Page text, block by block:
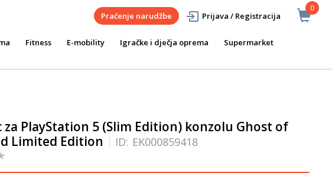
0
Praćenje narudžbe Prijava / Registracija
Fitness E-mobility Igračke i dječja oprema
Supermarket
za PlayStation 5 (Slim Edition) konzolu Ghost of
Limited Edition
ID: EK000859418